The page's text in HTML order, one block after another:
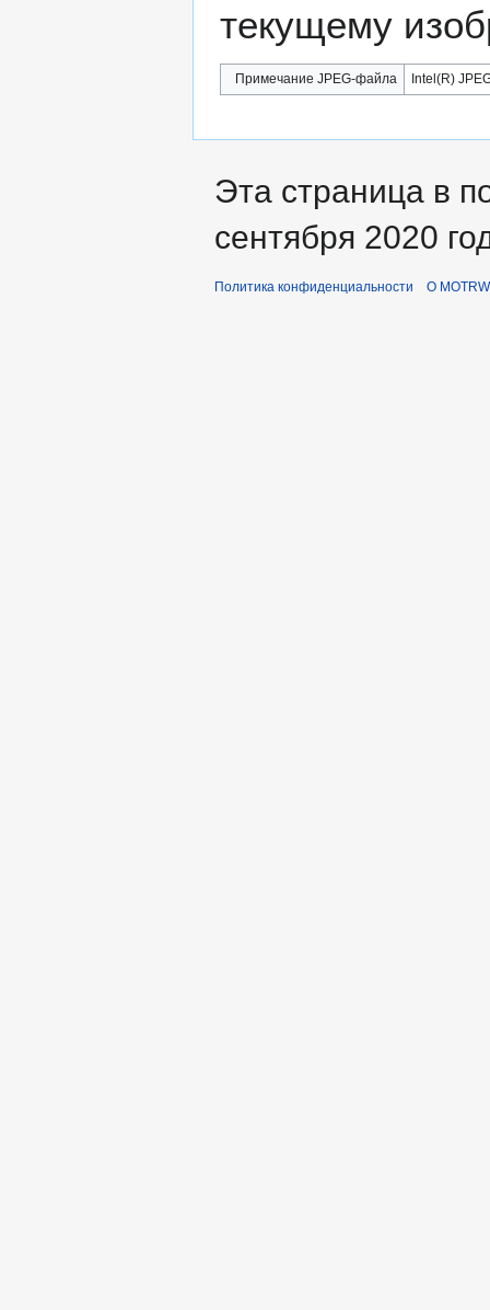
текущему
Примечание JPEG-файла Intel(R)
Эта страница в
сентября 2020
Политика конфиденциальности О